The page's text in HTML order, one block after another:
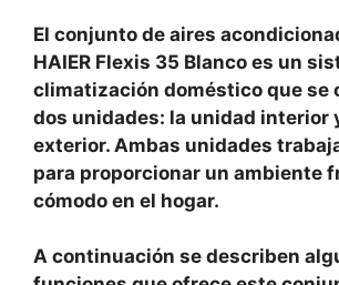
El conjunto de aires
HAIER Flexis 35 Blanco es un
climatización doméstico que se
dos unidades: la unidad interior
exterior. Ambas unidades
para proporcionar un ambiente
cómodo en el hogar.
A continuación se describen